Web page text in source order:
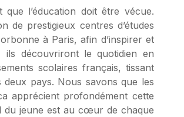
l’éducation doit être vécue.
de prestigieux centres d’études
à Paris, afin d’inspirer et
découvriront le quotidien en
scolaires français, tissant
deux pays. Nous savons que les
apprécient profondément cette
du jeune est au cœur de chaque